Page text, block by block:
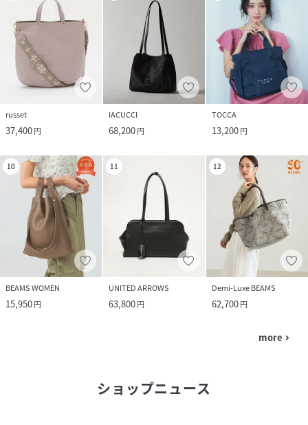
russet
37,400円
IACUCCI
68,200円
TOCCA
13,200円
10
BEAMS WOMEN
15,950円
11
UNITED ARROWS
63,800円
12
Demi-Luxe BEAMS
62,700円
more navigate_next
ショップニュース